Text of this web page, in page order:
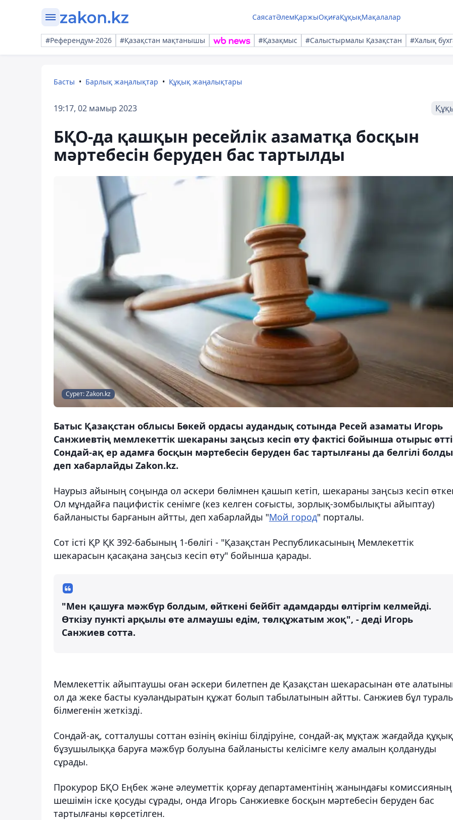
СаясатӘлемҚаржыОқиғаҚұқықМақалалар
#Референдум-2026 #Қазақстан мақтанышы #Қазақмыс #Салыстырмалы Қазақстан #Халық
Басты Барлық жаңалықтар Құқық жаңалықтары
19:17, 02 мамыр 2023
БҚО-да қашқын ресейлік азаматқа босқын
мәртебесін беруден бас тартылды
Сурет: Zakon.kz
Батыс Қазақстан облысы Бөкей ордасы аудандық сотында Ресей азаматы Игорь
Санжиевтің мемлекеттік шекараны заңсыз кесіп өту фактісі бойынша отырыс
Сондай-ақ ер адамға босқын мәртебесін беруден бас тартылғаны да белгілі
деп хабарлайды Zakon.kz.
Наурыз айының соңында ол әскери бөлімнен қашып кетіп, шекараны заңсыз кесіп
Ол мұндайға пацифистік сенімге (кез келген соғысты, зорлық-зомбылықты айыптау)
байланысты барғанын айтты, деп хабарлайды "Мой город" порталы.
Сот істі ҚР ҚК 392-бабының 1-бөлігі - "Қазақстан Республикасының Мемлекеттік
шекарасын қасақана заңсыз кесіп өту" бойынша қарады.
"Мен қашуға мәжбүр болдым, өйткені бейбіт адамдарды өлтіргім келмейді.
Өткізу пункті арқылы өте алмаушы едім, төлқұжатым жоқ", - деді Игорь
Санжиев сотта.
Мемлекеттік айыптаушы оған әскери билетпен де Қазақстан шекарасынан өте
ол да жеке басты куәландыратын құжат болып табылатынын айтты. Санжиев бұл
білмегенін жеткізді.
Сондай-ақ, сотталушы соттан өзінің өкініш білдіруіне, сондай-ақ мұқтаж жағдайда құқық
бұзушылыққа баруға мәжбүр болуына байланысты келісімге келу амалын қолдануды
сұрады.
Прокурор БҚО Еңбек және әлеуметтік қорғау департаментінің жанындағы комиссияның
шешімін іске қосуды сұрады, онда Игорь Санжиевке босқын мәртебесін беруден бас
тартылғаны көрсетілген.